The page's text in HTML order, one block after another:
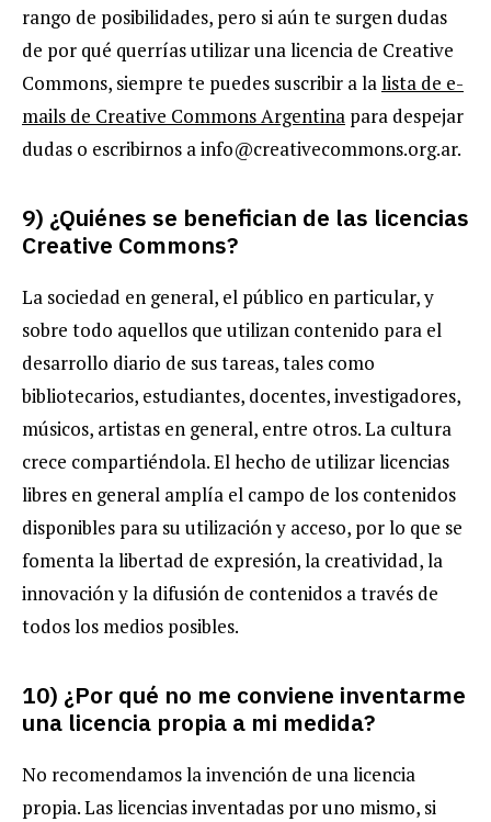
rango de posibilidades, pero si aún te surgen dudas
de por qué querrías utilizar una licencia de Creative
Commons, siempre te puedes suscribir a lalista de e-
mails de Creative Commons Argentina para despejar
dudas o escribirnos a info@creativecommons.org.ar.
9) ¿Quiénes se benefician de las licencias
Creative Commons?
La sociedad en general, el público en particular, y
sobre todo aquellos que utilizan contenido para el
desarrollo diario de sus tareas, tales como
bibliotecarios, estudiantes, docentes, investigadores,
músicos, artistas en general, entre otros. La cultura
crece compartiéndola. El hecho de utilizar licencias
libres en general amplía el campo de los contenidos
disponibles para su utilización y acceso, por lo que se
fomenta la libertad de expresión, la creatividad, la
innovación y la difusión de contenidos a través de
todos los medios posibles.
10) ¿Por qué no me conviene inventarme
una licencia propia a mi medida?
No recomendamos la invención de una licencia
propia. Las licencias inventadas por uno mismo, si